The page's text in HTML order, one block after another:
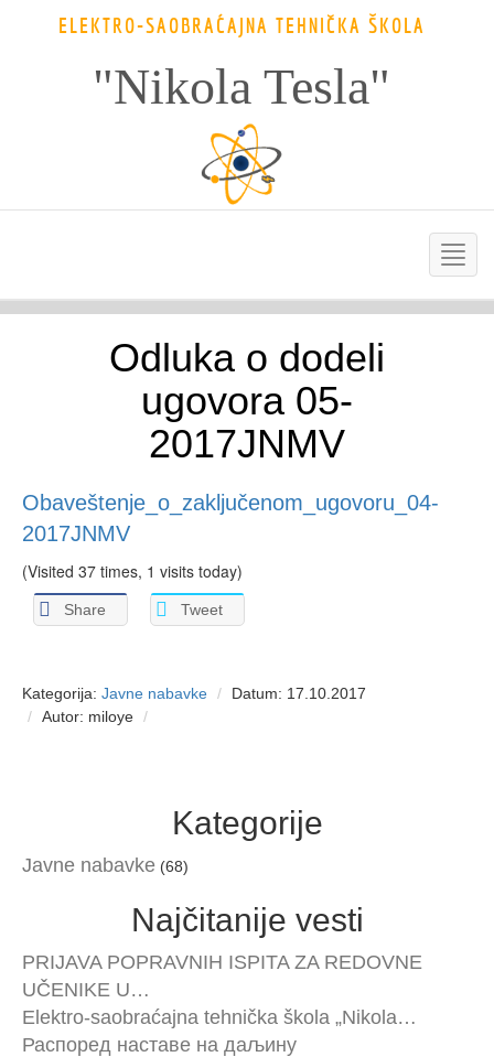
ELEKTRO-SAOBRAĆAJNA TEHNIČKA ŠKOLA
"Nikola Tesla"
Odluka o dodeli
ugovora 05-
2017JNMV
Obaveštenje_o_zaključenom_ugovoru_04-
2017JNMV
(Visited 37 times, 1 visits today)
Share Tweet
Kategorija: Javne nabavke
Datum: 17.10.2017
Autor: miloye
Kategorije
Javne nabavke (68)
Najčitanije vesti
PRIJAVA POPRAVNIH ISPITA ZA REDOVNE
UČENIKE U…
Elektro-saobraćajna tehnička škola „Nikola…
Распоред наставе на даљину